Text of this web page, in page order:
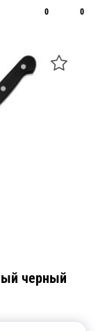
0 0
черный